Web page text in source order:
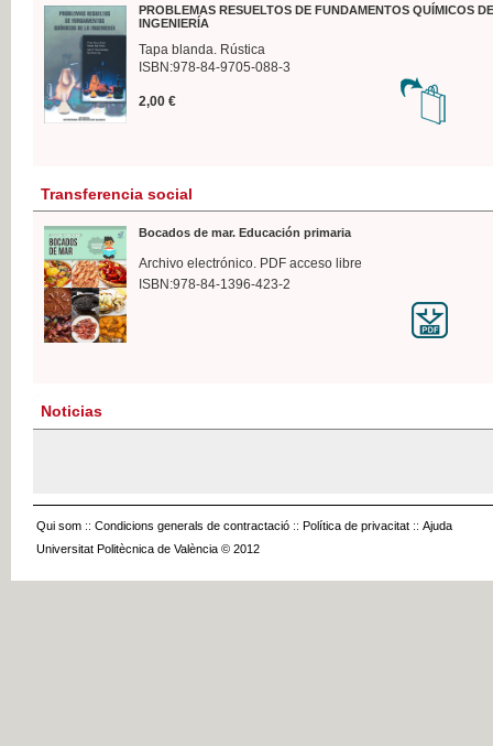
PROBLEMAS RESUELTOS DE FUNDAMENTOS QUÍMICOS
INGENIERÍA
Tapa blanda. Rústica
ISBN:978-84-9705-088-3
2,00 €
Transferencia social
Bocados de mar. Educación primaria
Archivo electrónico. PDF acceso libre
ISBN:978-84-1396-423-2
Noticias
Qui som :: Condicions generals de contractació :: Política de privacitat :: Ajuda
Universitat Politècnica de València © 2012